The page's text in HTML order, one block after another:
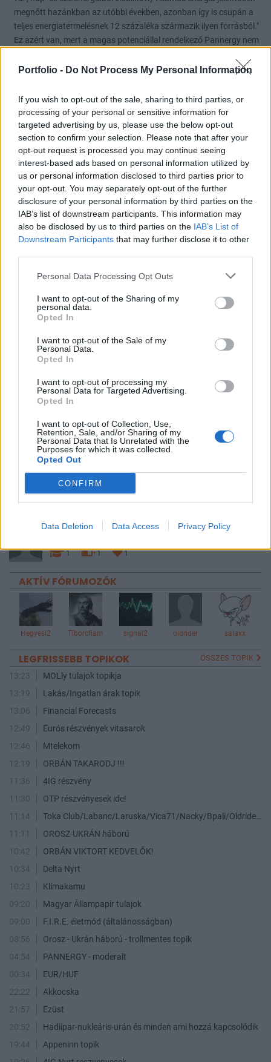
Portfolio - Do Not Process My Personal Information
If you wish to opt-out of the sale, sharing to third parties, or
processing of your personal or sensitive information for
targeted advertising by us, please use the below opt-out
section to confirm your selection. Please note that after your
opt-out request is processed you may continue seeing
interest-based ads based on personal information utilized by
us or personal information disclosed to third parties prior to
your opt-out. You may separately opt-out of the further
disclosure of your personal information by third parties on the
IAB’s list of downstream participants. This information may
also be disclosed by us to third parties on the IAB’s List of
Downstream Participants that may further disclose it to other
Personal Data Processing Opt Outs
I want to opt-out of the Sharing of my
personal data.
Opted In
I want to opt-out of the Sale of my
Personal Data.
Opted In
I want to opt-out of processing my
Personal Data for Targeted Advertising.
Opted In
I want to opt-out of Collection, Use,
Retention, Sale, and/or Sharing of my
Personal Data that Is Unrelated with the
Purposes for which it was collected.
Opted Out
CONFIRM
Data Deletion Data Access Privacy Policy
megnőtt hazánkban az utóbbi években, azonban így is csupán a
teljes energiatermelésnek 12 százaléka származik ilyen forrásból."
Ez azért van, mert a magas potenciállal rendelkező Pannergy nem
kezdődhet a haddelhadd!
gazdasagi-novekedes-az-okologiai-szempontokra-egyarant-
figyelve-463954
signal2
2021. 01. 06. 10:12
Előzmény:#159841hully-gully
Ha korrekt a cég, és a FŐTÁV érintett emberei is, akkor nagyon
helyesen nem használják a bennfentes információt.
0 4 Válasz erre
Előzmény:#159841hully-gully
Egyébként meg kell kérdezni a Pannergyt, hogy mi a helyzet
Budapesttel. Ha válaszolnának egyenesen és nem ködösítenek
0 Válasz erre
hully-gully
2021. 01. 06. 09:12
Előzmény:#159840Hydra80
ha a Pannergy lenne érdekelt a fővárosban?
0
725
1 1 1
AKTÍV FÓRUMOZÓK
Hegyesi2 Tiborcfiam signal2 oldrider salaxx
LEGFRISSEBB TOPIKOK ÖSSZES TOPIK
13:23
MOLly tulajok topikja
13:19
Lakás/Ingatlan árak topik
13:06
Financial Forecasts
12:49
Eurós részvények vitasarok
12:46
Mtelekom
12:19
ORBÁN TAKARODJ !!!
11:36
4IG részvény
11:30
OTP részvényesek ide!
11:14
Toka Club/Labanc/Laruska/Vica71/Nacky/Bpali/Oldrider/Josefernando/Mcbull/Kawaszabi
11:11
OROSZ-UKRÁN háború
10:42
ORBÁN VIKTORT KEDVELŐK!
10:34
Delta Nyrt
10:23
Klímakamu
09:20
Magyar Állampapír tulajok
09:00
F.I.R.E. életmód (általánosságban)
08:56
Orosz - Ukrán háború - trollmentes topik
04:54
PANNERGY - moderalt
00:34
EUR/HUF
22:22
Akkocska
21:57
Ezüst
20:52
Hadiipar-nukleáris-urán és minden ami hozzá kapcsolódik
19:44
Appeninn topik